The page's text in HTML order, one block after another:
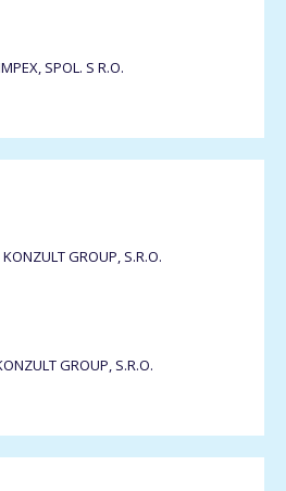
SPOL. S R.O.
GROUP, S.R.O.